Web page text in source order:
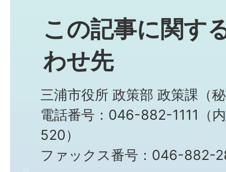
この記事に関す
わせ先
三浦市役所 政策部 政策課（
電話番号：046-882-1111（
520）
ファックス番号：046-882-